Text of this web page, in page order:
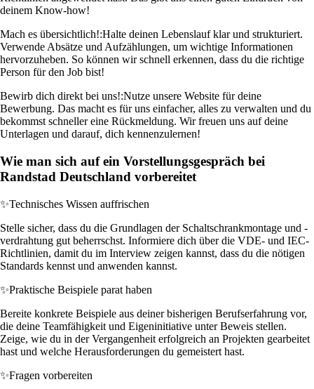
deinem Know-how!
Mach es übersichtlich!:Halte deinen Lebenslauf klar und strukturiert.
Verwende Absätze und Aufzählungen, um wichtige Informationen
hervorzuheben. So können wir schnell erkennen, dass du die richtige
Person für den Job bist!
Bewirb dich direkt bei uns!:Nutze unsere Website für deine
Bewerbung. Das macht es für uns einfacher, alles zu verwalten und du
bekommst schneller eine Rückmeldung. Wir freuen uns auf deine
Unterlagen und darauf, dich kennenzulernen!
Wie man sich auf ein Vorstellungsgespräch bei
Randstad Deutschland vorbereitet
✨Technisches Wissen auffrischen
Stelle sicher, dass du die Grundlagen der Schaltschrankmontage und -
verdrahtung gut beherrschst. Informiere dich über die VDE- und IEC-
Richtlinien, damit du im Interview zeigen kannst, dass du die nötigen
Standards kennst und anwenden kannst.
✨Praktische Beispiele parat haben
Bereite konkrete Beispiele aus deiner bisherigen Berufserfahrung vor,
die deine Teamfähigkeit und Eigeninitiative unter Beweis stellen.
Zeige, wie du in der Vergangenheit erfolgreich an Projekten gearbeitet
hast und welche Herausforderungen du gemeistert hast.
✨Fragen vorbereiten